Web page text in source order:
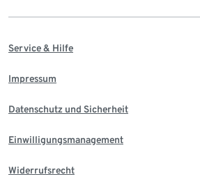
Service & Hilfe
Impressum
Datenschutz und Sicherheit
Einwilligungsmanagement
Widerrufsrecht